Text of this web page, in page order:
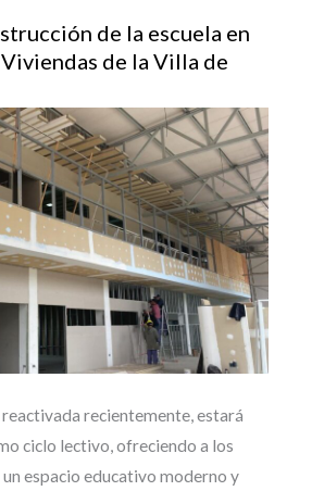
de la escuela en
de la Villa de
recientemente, estará
ciclo lectivo, ofreciendo a los
un espacio educativo moderno y